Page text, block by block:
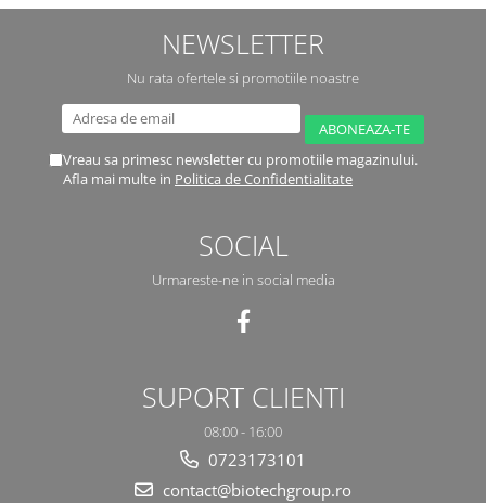
NEWSLETTER
Nu rata ofertele si promotiile noastre
Vreau sa primesc newsletter cu promotiile magazinului.
Afla mai multe in Politica de Confidentialitate
SOCIAL
Urmareste-ne in social media
SUPORT CLIENTI
08:00 - 16:00
0723173101
contact@biotechgroup.ro